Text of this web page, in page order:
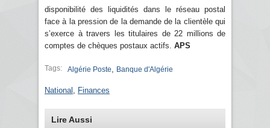
disponibilité des liquidités dans le réseau postal
face à la pression de la demande de la clientèle qui
s’exerce à travers les titulaires de 22 millions de
comptes de chèques postaux actifs. APS
Tags: Algérie Poste Banque d'Algérie
National Finances
Lire Aussi